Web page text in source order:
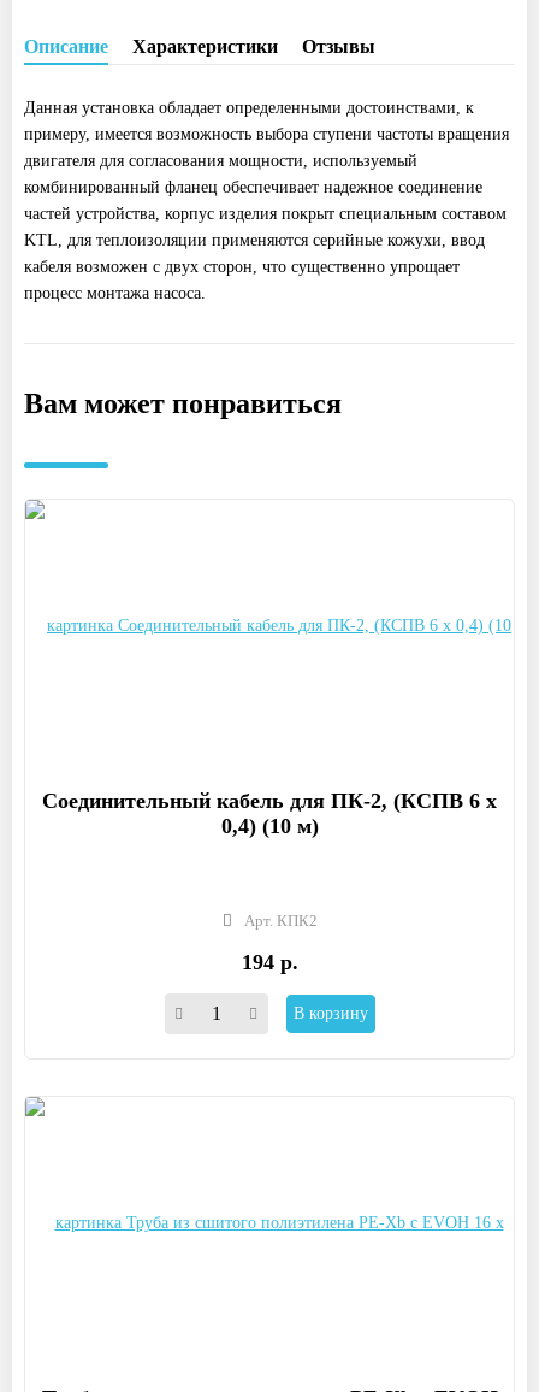
Описание Характеристики Отзывы
Данная установка обладает определенными достоинствами, к
примеру, имеется возможность выбора ступени частоты вращения
двигателя для согласования мощности, используемый
комбинированный фланец обеспечивает надежное соединение
частей устройства, корпус изделия покрыт специальным составом
KTL, для теплоизоляции применяются серийные кожухи, ввод
кабеля возможен с двух сторон, что существенно упрощает
процесс монтажа насоса.
Вам может понравиться
Соединительный кабель для ПК-2, (КСПВ 6 х
0,4) (10 м)
Арт. КПК2
194 р.
В корзину